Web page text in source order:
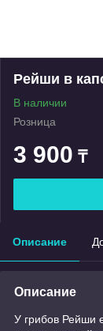
Рейши в
В наличии
Розница
3 900 ₸
Описание
Описание
У грибов Рейши